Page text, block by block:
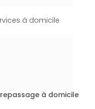
à domicile
à domicile